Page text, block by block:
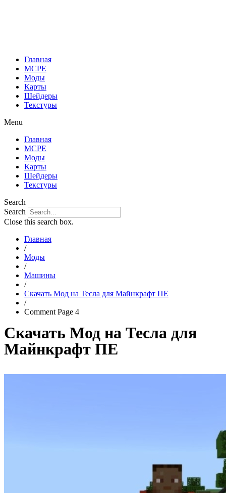
Главная
MCPE
Моды
Карты
Шейдеры
Текстуры
Menu
Главная
MCPE
Моды
Карты
Шейдеры
Текстуры
Search
Search
Close this search box.
Главная
/
Моды
/
Машины
/
Скачать Мод на Тесла для Майнкрафт ПЕ
/
Comment Page 4
Скачать Мод на Тесла для
Майнкрафт ПЕ